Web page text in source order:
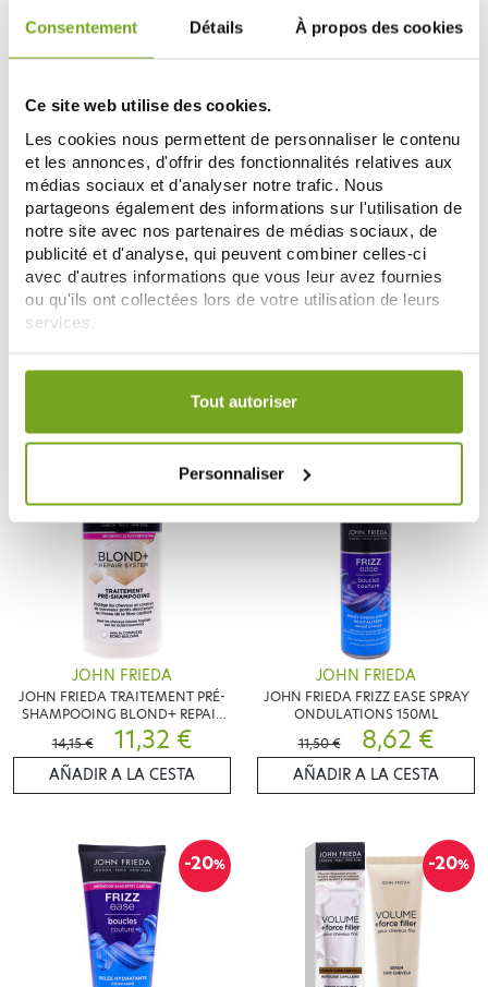
Consentement Détails À propos des cookies
Ce site web utilise des cookies.
Les cookies nous permettent de personnaliser le contenu
et les annonces, d'offrir des fonctionnalités relatives aux
médias sociaux et d'analyser notre trafic. Nous
partageons également des informations sur l'utilisation de
notre site avec nos partenaires de médias sociaux, de
publicité et d'analyse, qui peuvent combiner celles-ci
avec d'autres informations que vous leur avez fournies
ou qu'ils ont collectées lors de votre utilisation de leurs
services.
Votre choix de consentement est conservé pendant une
Tout autoriser
Personnaliser
JOHN FRIEDA
JOHN FRIEDA SPRAY
ÉPAISSISSANT VOLUME + FORCE
JOHN FRIEDA
JOHN FRIEDA SOIN DÉMÊLANT
-20%
JOHN FRIEDA
JOHN FRIEDA TRAITEMENT PRÉ-
SHAMPOOING BLOND+ REPAIR
SYSTEM 100ML
14,15 € 11,32 €
AÑADIR A LA CESTA
JOHN FRIEDA
JOHN FRIEDA FRIZZ EASE SPRAY
ONDULATIONS 150ML
11,50 €
8,62 €
AÑADIR A LA CESTA
-20% -20%